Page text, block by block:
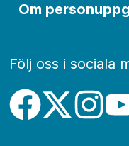
Om
Följ oss i sociala